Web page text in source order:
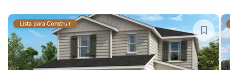
Lista para Construir